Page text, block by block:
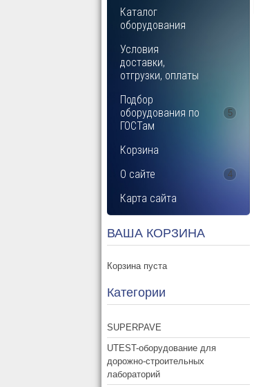
Каталог
оборудования
Условия
доставки,
отгрузки, оплаты
Подбор
оборудования по
ГОСТам
5
Корзина
О сайте
4
Карта сайта
ВАША КОРЗИНА
Корзина пуста
Категории
SUPERPAVE
UTEST-оборудование для
дорожно-строительных
лабораторий